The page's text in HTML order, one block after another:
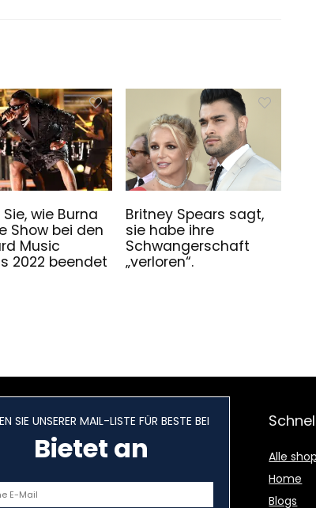
wie Burna
Show bei den
Music
2022 beendet
Britney Spears sagt,
sie habe ihre
Schwangerschaft
„verloren“.
SIE UNSERER MAIL-LISTE FÜR BESTE BEI
Bietet an
Alle
Home
Blogs